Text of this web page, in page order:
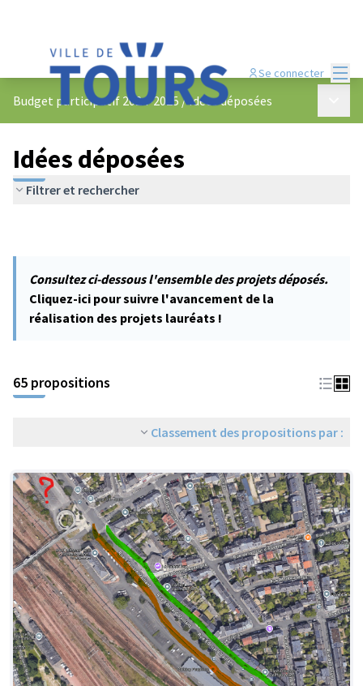
Se connecter
Budget participatif 2024-2025 /Idées déposées
Idées déposées
Filtrer et rechercher
Consultez ci-dessous l'ensemble des projets déposés.
Cliquez-ici pour suivre l'avancement de la
réalisation des projets lauréats !
65 propositions
Classement des propositions par :